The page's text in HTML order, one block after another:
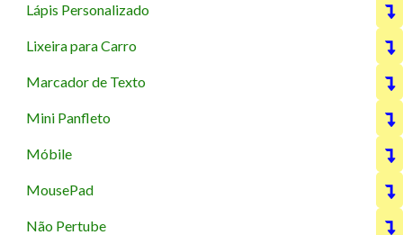
Lápis Personalizado
Lixeira para Carro
Marcador de Texto
Mini Panfleto
Móbile
MousePad
Não Pertube